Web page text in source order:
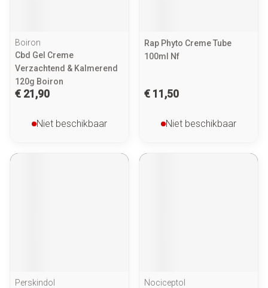
Boiron
Cbd Gel Creme
Verzachtend & Kalmerend
120g Boiron
€ 21,90
Niet beschikbaar
Rap Phyto Creme Tube
100ml Nf
€ 11,50
Niet beschikbaar
Perskindol
Nociceptol